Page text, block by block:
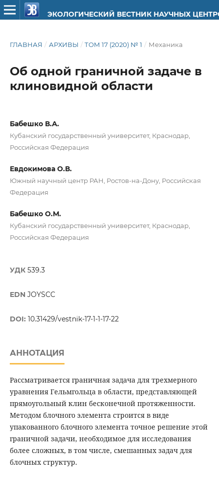
ЭКОЛОГИЧЕСКИЙ ВЕСТНИК НАУЧНЫХ
ГЛАВНАЯ / АРХИВЫ / ТОМ 17 (2020) № 1 / Механика
Об одной граничной задаче в
клиновидной области
Бабешко В.А.
Кубанский государственный университет, Краснодар,
Российская Федерация
Евдокимова О.В.
Южный научный центр РАН, Ростов-на-Дону, Российская
Федерация
Бабешко О.М.
Кубанский государственный университет, Краснодар,
Российская Федерация
УДК 539.3
EDN JOYSCC
DOI: 10.31429/vestnik-17-1-1-17-22
АННОТАЦИЯ
Рассматривается граничная задача для трехмерного
уравнения Гельмгольца в области, представляющей
прямоугольный клин бесконечной протяженности.
Методом блочного элемента строится в виде
упакованного блочного элемента точное решение этой
граничной задачи, необходимое для исследования
более сложных, в том числе, смешанных задач для
блочных структур.